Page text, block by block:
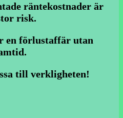
räntekostnader är
risk.
en förlustaffär utan
till verkligheten!